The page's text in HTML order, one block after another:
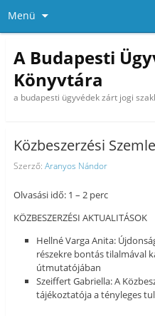
Menü
A Budapesti
Könyvtára
a budapesti ügyvédek zárt jogi
Közbeszerzési
Szerző: Aranyos Nándor
Olvasási idő: 1 – 2 perc
KÖZBESZERZÉSI AKTUALITÁSOK
Hellné Varga Anita:
részekre bontás tilalmával
útmutatójában
Szeiffert Gabriella: A
tájékoztatója a tényleges